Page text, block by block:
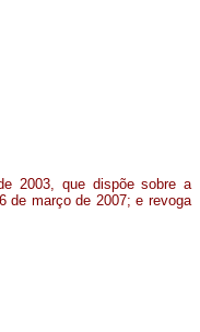
2003, que dispõe sobre a
de março de 2007; e revoga